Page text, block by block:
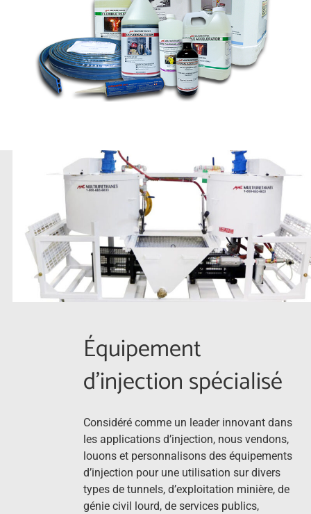
Équipement
d’injection spécialisé
Considéré comme un leader innovant dans
les applications d’injection, nous vendons,
louons et personnalisons des équipements
d’injection pour une utilisation sur divers
types de tunnels, d’exploitation minière, de
génie civil lourd, de services publics,